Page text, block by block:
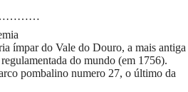
ímpar do Vale do Douro, a mais antiga
do mundo (em 1756).
pombalino numero 27, o último da